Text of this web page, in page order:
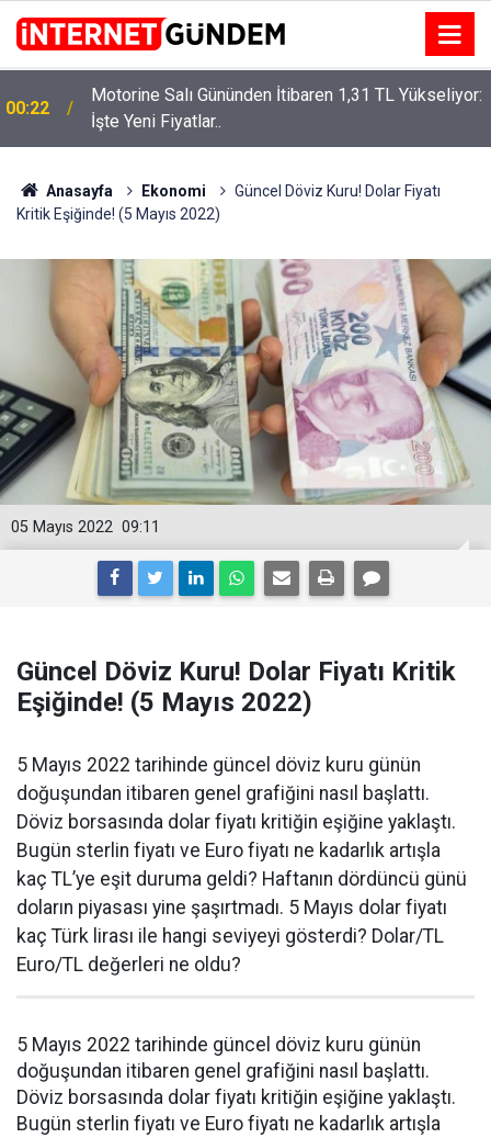
00:22
Motorine Salı Gününden İtibaren 1,31 TL Yükseliyor:
İşte Yeni Fiyatlar..
Anasayfa Ekonomi
Güncel Döviz Kuru! Dolar Fiyatı
Kritik Eşiğinde! (5 Mayıs 2022)
09:11
05 Mayıs 2022
Güncel Döviz Kuru! Dolar Fiyatı Kritik
Eşiğinde! (5 Mayıs 2022)
5 Mayıs 2022 tarihinde güncel döviz kuru günün
doğuşundan itibaren genel grafiğini nasıl başlattı.
Döviz borsasında dolar fiyatı kritiğin eşiğine yaklaştı.
Bugün sterlin fiyatı ve Euro fiyatı ne kadarlık artışla
kaç TL’ye eşit duruma geldi? Haftanın dördüncü günü
doların piyasası yine şaşırtmadı. 5 Mayıs dolar fiyatı
kaç Türk lirası ile hangi seviyeyi gösterdi? Dolar/TL
Euro/TL değerleri ne oldu?
5 Mayıs 2022 tarihinde güncel döviz kuru günün
doğuşundan itibaren genel grafiğini nasıl başlattı.
Döviz borsasında dolar fiyatı kritiğin eşiğine yaklaştı.
Bugün sterlin fiyatı ve Euro fiyatı ne kadarlık artışla